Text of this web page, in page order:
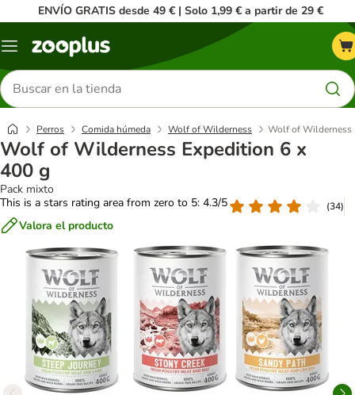
ENVÍO GRATIS desde 49 € | Solo 1,99 € a partir de 29 €
Menú
Buscar
productos
Perros Comida húmeda Wolf of Wilderness Wolf of Wilderness
Wolf of Wilderness Expedition 6 x
400 g
Pack mixto
This is a stars rating area from zero to 5: 4.3/5
(34)
Valora el producto